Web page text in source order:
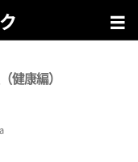
健康編）